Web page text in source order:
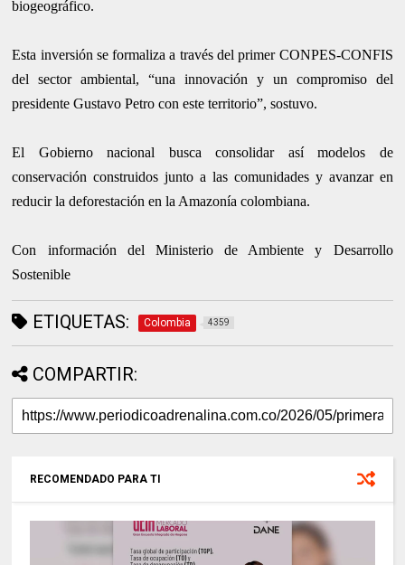
biogeográfico.
Esta inversión se formaliza a través del primer CONPES-CONFIS
del sector ambiental, “una innovación y un compromiso del
presidente Gustavo Petro con este territorio”, sostuvo.
El Gobierno nacional busca consolidar así modelos de
conservación construidos junto a las comunidades y avanzar en
reducir la deforestación en la Amazonía colombiana.
Con información del Ministerio de Ambiente y Desarrollo
Sostenible
ETIQUETAS: Colombia 4359
COMPARTIR:
RECOMENDADO PARA TI